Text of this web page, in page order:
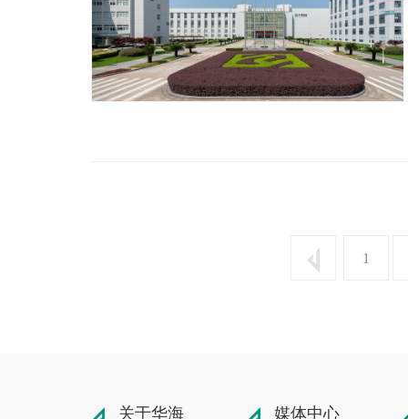
1
关于华海 媒体中心